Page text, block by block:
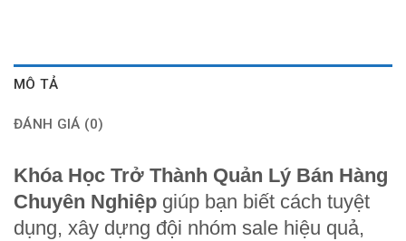
MÔ TẢ
ĐÁNH GIÁ (0)
Khóa Học Trở Thành Quản Lý Bán Hàng
Chuyên Nghiệp giúp bạn biết cách tuyệt
dụng, xây dựng đội nhóm sale hiệu quả,